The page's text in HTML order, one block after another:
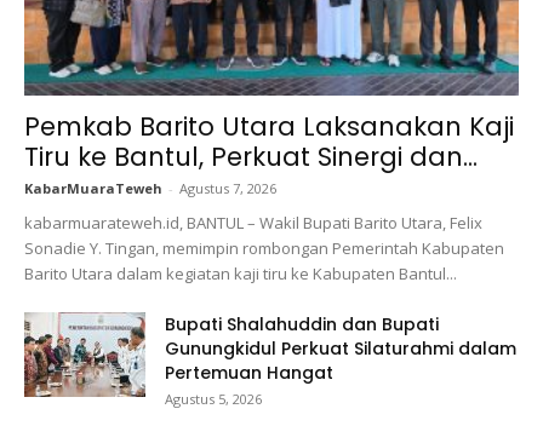
Pemkab Barito Utara Laksanakan Kaji
Tiru ke Bantul, Perkuat Sinergi dan...
KabarMuaraTeweh - Agustus 7, 2026
kabarmuarateweh.id, BANTUL – Wakil Bupati Barito Utara, Felix
Sonadie Y. Tingan, memimpin rombongan Pemerintah Kabupaten
Barito Utara dalam kegiatan kaji tiru ke Kabupaten Bantul...
Bupati Shalahuddin dan Bupati
Gunungkidul Perkuat Silaturahmi dalam
Pertemuan Hangat
Agustus 5, 2026